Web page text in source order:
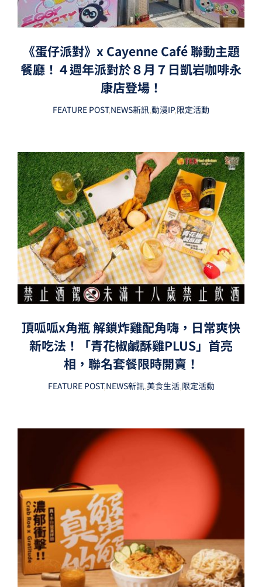
《蛋仔派對》x Cayenne Café 聯動主題
餐廳！４週年派對於８月７日凱岩咖啡永
康店登場！
FEATURE POST,NEWS新訊,動漫IP,限定活動
頂呱呱x角瓶 解鎖炸雞配角嗨，日常爽快
新吃法！「青花椒鹹酥雞PLUS」首亮
相，聯名套餐限時開賣！
FEATURE POST,NEWS新訊,美食生活,限定活動